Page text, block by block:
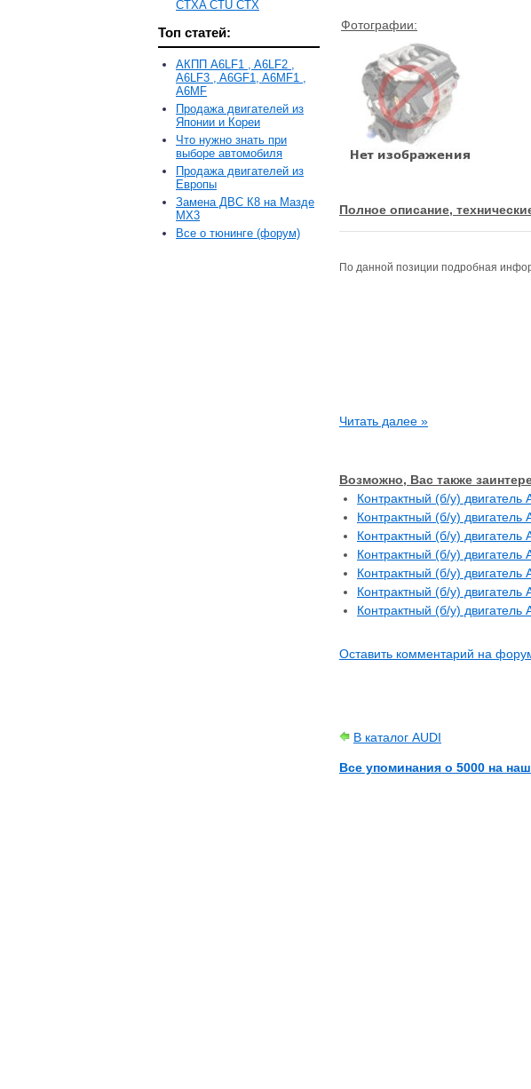
CTXA CTU CTX
Топ статей:
АКПП A6LF1 , A6LF2 ,
A6LF3 , A6GF1, A6MF1 ,
A6MF
Продажа двигателей из
Японии и Кореи
Что нужно знать при
выборе автомобиля
Продажа двигателей из
Европы
Замена ДВС К8 на Мазде
MX3
Все о тюнинге (форум)
Фотографии:
Полное описание,
По данной позиции подробная
Читать далее »
Возможно, Вас также
Контрактный (б/у) двигатель
Контрактный (б/у) двигатель
Контрактный (б/у) двигатель
Контрактный (б/у) двигатель
Контрактный (б/у) двигатель
Контрактный (б/у) двигатель
Контрактный (б/у) двигатель
Оставить комментарий на
В каталог AUDI
Все упоминания о 5000 на